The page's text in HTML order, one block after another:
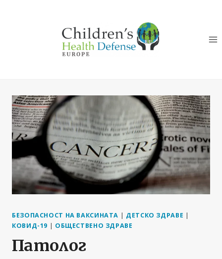
БЕЗОПАСНОСТ НА ВАКСИНАТА | ДЕТСКО ЗДРАВЕ |
КОВИД-19 | ОБЩЕСТВЕНО ЗДРАВЕ
Патолог